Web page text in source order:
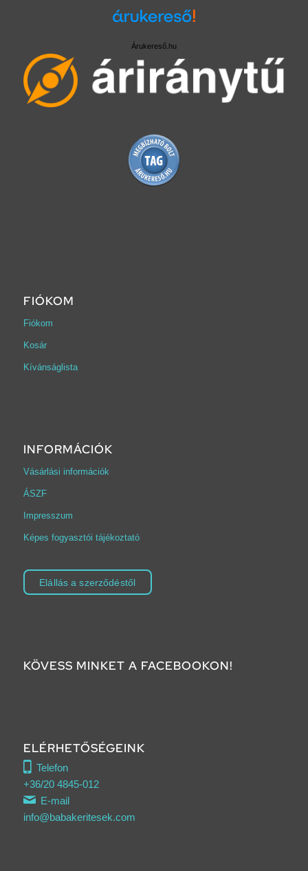
Árukereső.hu
FIÓKOM
Fiókom
Kosár
Kívánságlista
INFORMÁCIÓK
Vásárlási információk
ÁSZF
Impresszum
Képes fogyasztói tájékoztató
Elállás a szerződéstől
KÖVESS MINKET A FACEBOOKON!
ELÉRHETŐSÉGEINK
Telefon
+36/20 4845-012
E-mail
info@babakeritesek.com